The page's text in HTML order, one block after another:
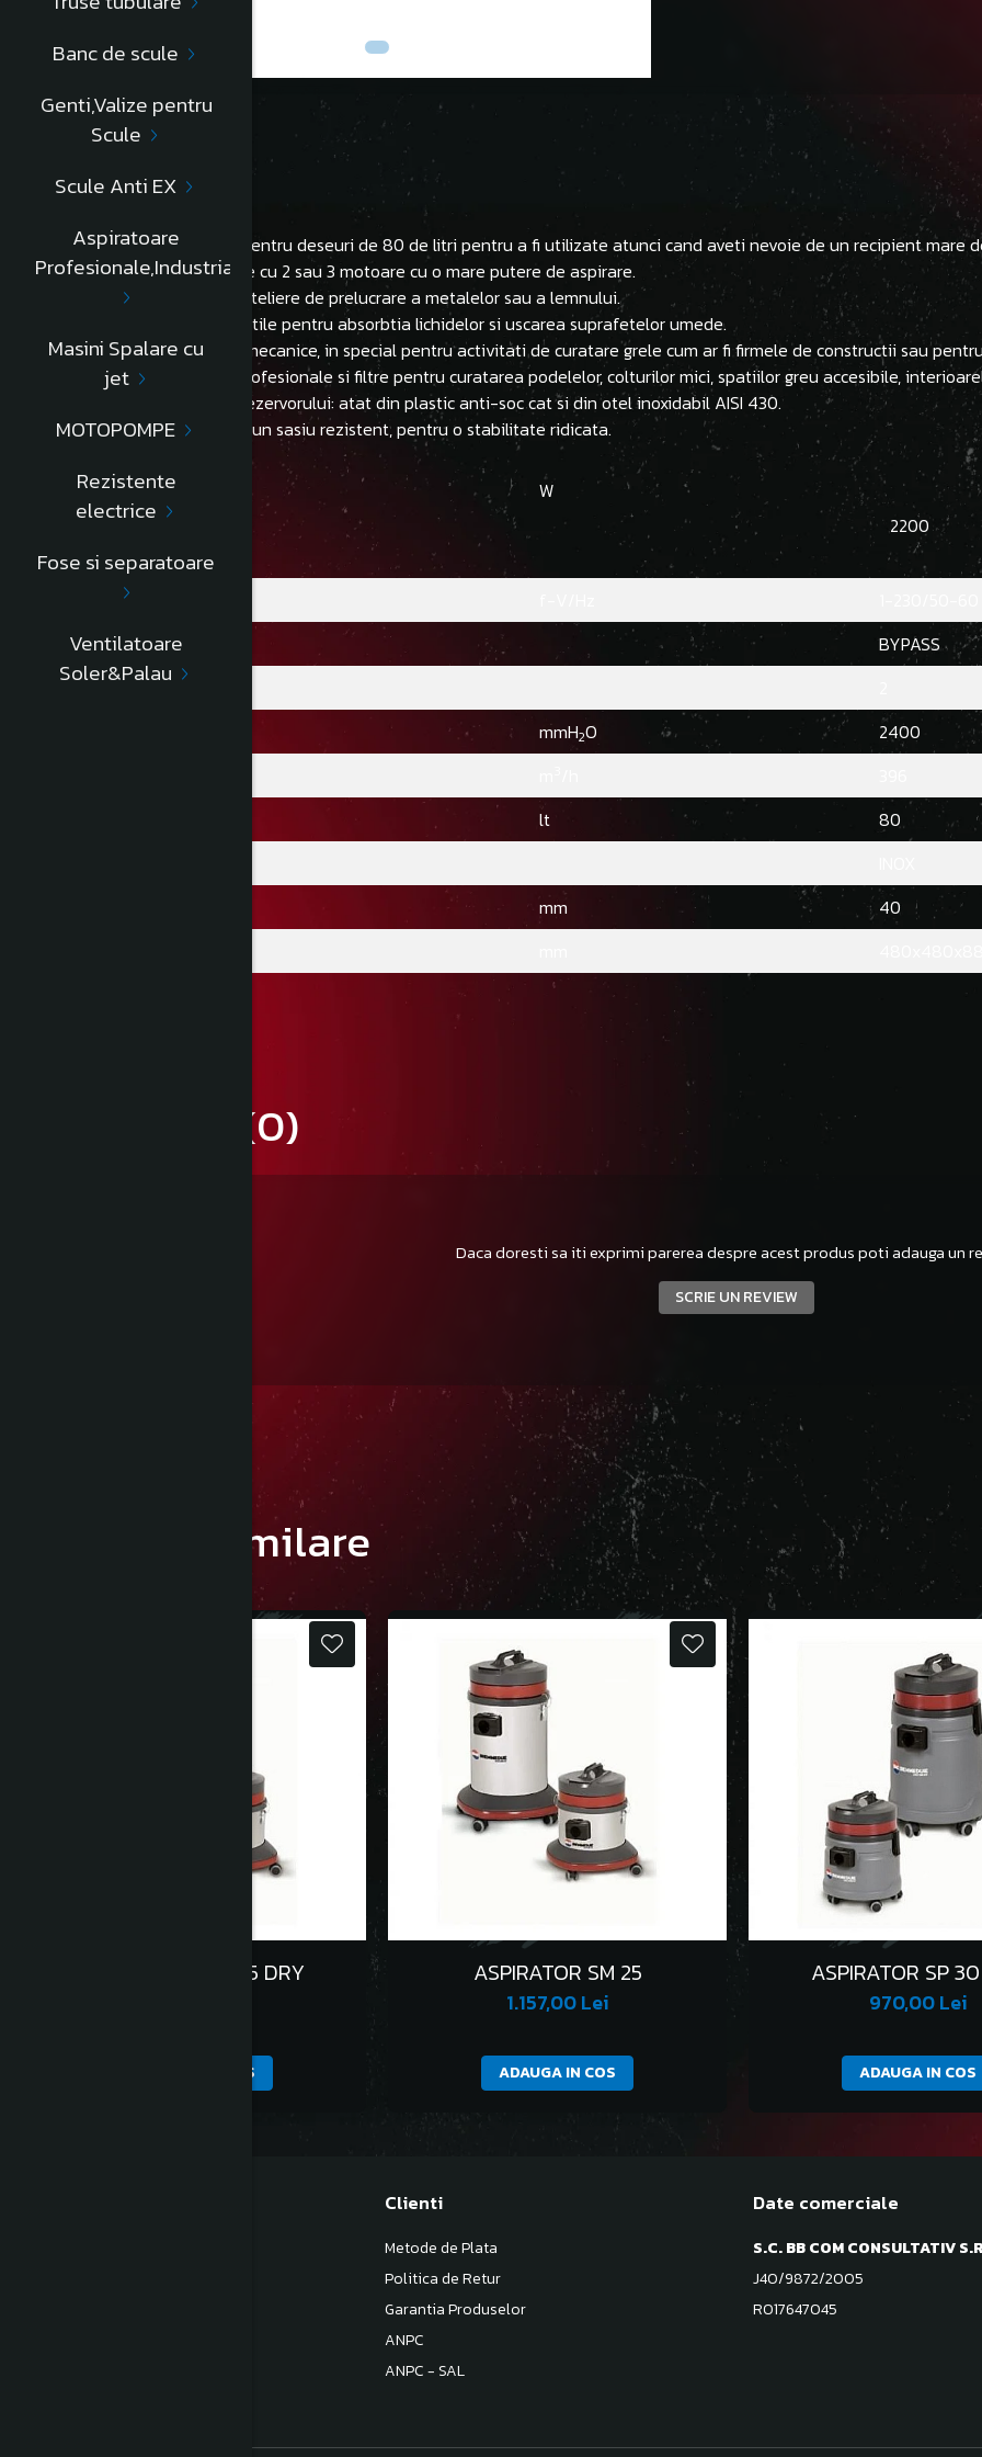
Banc de scule
Genti,Valize pentru
Scule
Scule Anti EX
Aspiratoare
Profesionale,Industriale
Masini Spalare cu
jet
MOTOPOMPE
Rezistente
electrice
Fose si separatoare
Ventilatoare
Soler&Palau
Descriere
Robuste si cu un recipient pentru deseuri de 80 de litri pentru a fi utilizate atunci cand aveti nevoie de un recipient mare
Toate modelele sunt dotate cu 2 sau 3 motoare cu o mare putere de aspirare.
Ideale pentru utilizarea in ateliere de prelucrare a metalelor sau a lemnului.
Optime pentru instalatori, utile pentru absorbtia lichidelor si uscarea suprafetelor umede.
Potrivite si pentru ateliere mecanice, in special pentru activitati de curatare grele cum ar fi firmele de constructii sau
Include un kit de accesori profesionale si filtre pentru curatarea podelelor, colturilor mici, spatiilor greu accesibile,
Posibilitatea de alegere a rezervorului: atat din plastic anti-soc cat si din otel inoxidabil AISI 430.
Roti rezistente montate pe un sasiu rezistent, pentru o stabilitate ridicata.
PUTERE
W
2200
ALIMENTARE
TIP MOTOR
BYPASS
NUMAR MOTOARE
mmH2O
2400
lt
80
mm
40
(0)
Daca doresti sa iti exprimi parerea despre acest produs poti adauga un
SCRIE UN REVIEW
Produse similare
ASPIRATOR SM 25 DRY
ADAUGA IN COS
ASPIRATOR SM 25
1.157,00 Lei
ADAUGA IN COS
ASPIRATOR SP
970,00 Lei
ADAUGA IN COS
Clienti
Metode de Plata
Politica de Retur
Garantia Produselor
ANPC
ANPC - SAL
Date comerciale
S.C. BB COM CONSULTATIV
J40/9872/2005
RO17647045